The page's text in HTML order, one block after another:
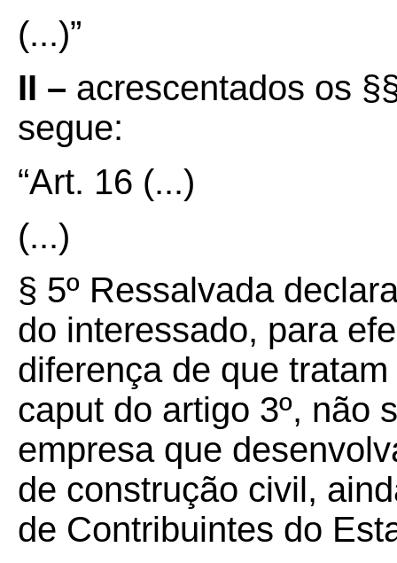
(...)”
II – acrescentados os
segue:
“Art. 16 (...)
(...)
§ 5º Ressalvada
do interessado, para
diferença de que
caput do artigo 3º, não
empresa que
de construção civil,
de Contribuintes do